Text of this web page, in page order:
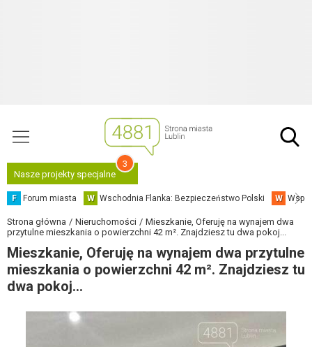
Nasze projekty specjalne
3
F Forum miasta W Wschodnia Flanka: Bezpieczeństwo Polski W
Strona główna Nieruchomości
Mieszkanie, Oferuję na wynajem dwa
przytulne mieszkania o powierzchni 42 m². Znajdziesz tu dwa pokoj...
Mieszkanie, Oferuję na wynajem dwa przytulne
mieszkania o powierzchni 42 m². Znajdziesz tu
dwa pokoj...